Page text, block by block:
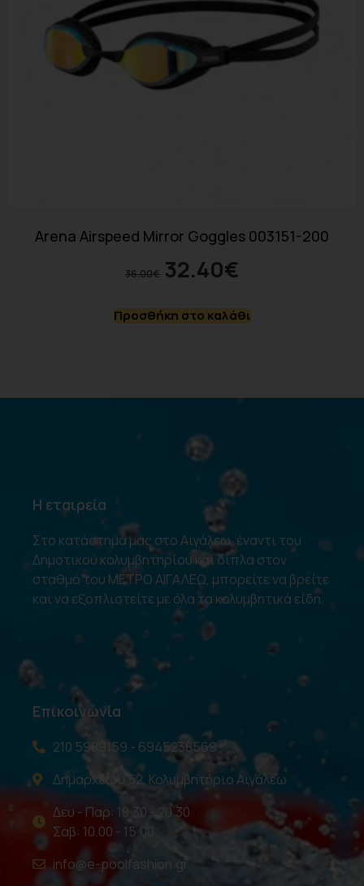
Arena Airspeed Mirror Goggles 003151-200
36.00€ 32.40€
Προσθήκη στο καλάθι
Η εταιρεία
Στο κατάστημά μας στο Αιγάλεω, έναντι του
Δημοτικού κολυμβητηρίου και δίπλα στον
σταθμό του ΜΕΤΡΟ ΑΙΓΑΛΕΩ, μπορείτε να βρείτε
και να εξοπλιστείτε με όλα τα κολυμβητικά είδη.
Επικοινωνία
210 5989159 - 6945238569
Δημαρχείου 52, Κολυμβητήριο Αιγάλεω
Δευ - Παρ: 10.30 - 20.30
Σαβ: 10.00 - 15.00
info@e-poolfashion.gr